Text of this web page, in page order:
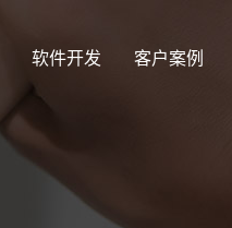
软件开发 客户案例